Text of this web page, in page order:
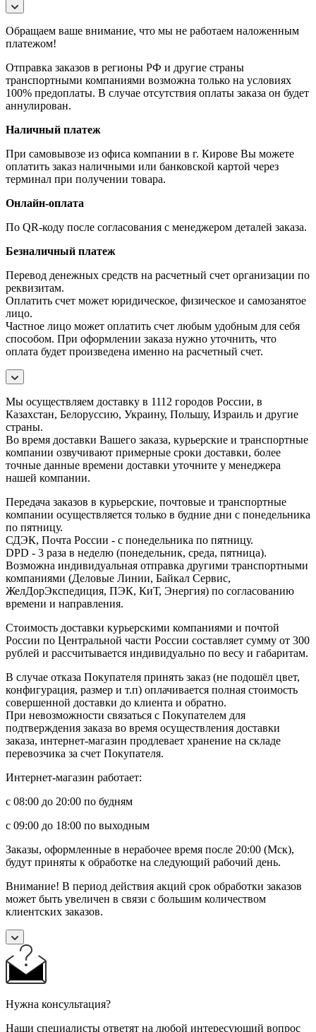
Обращаем ваше внимание, что мы не работаем наложенным
платежом!
Отправка заказов в регионы РФ и другие страны
транспортными компаниями возможна только на условиях
100% предоплаты. В случае отсутствия оплаты заказа он будет
аннулирован.
Наличный платеж
При самовывозе из офиса компании в г. Кирове Вы можете
оплатить заказ наличными или банковской картой через
терминал при получении товара.
Онлайн-оплата
По QR-коду после согласования с менеджером деталей заказа.
Безналичный платеж
Перевод денежных средств на расчетный счет организации по
реквизитам.
Оплатить счет может юридическое, физическое и самозанятое
лицо.
Частное лицо может оплатить счет любым удобным для себя
способом. При оформлении заказа нужно уточнить, что
оплата будет произведена именно на расчетный счет.
Мы осуществляем доставку в 1112 городов России, в
Казахстан, Белоруссию, Украину, Польшу, Израиль и другие
страны.
Во время доставки Вашего заказа, курьерские и транспортные
компании озвучивают примерные сроки доставки, более
точные данные времени доставки уточните у менеджера
нашей компании.
Передача заказов в курьерские, почтовые и транспортные
компании осуществляется только в будние дни с понедельника
по пятницу.
СДЭК, Почта России - с понедельника по пятницу.
DPD - 3 раза в неделю (понедельник, среда, пятница).
Возможна индивидуальная отправка другими транспортными
компаниями (Деловые Линии, Байкал Сервис,
ЖелДорЭкспедиция, ПЭК, КиТ, Энергия) по согласованию
времени и направления.
Стоимость доставки курьерскими компаниями и почтой
России по Центральной части России составляет сумму от 300
рублей и рассчитывается индивидуально по весу и габаритам.
В случае отказа Покупателя принять заказ (не подошёл цвет,
конфигурация, размер и т.п) оплачивается полная стоимость
совершенной доставки до клиента и обратно.
При невозможности связаться с Покупателем для
подтверждения заказа во время осуществления доставки
заказа, интернет-магазин продлевает хранение на складе
перевозчика за счет Покупателя.
Интернет-магазин работает:
с 08:00 до 20:00 по будням
с 09:00 до 18:00 по выходным
Заказы, оформленные в нерабочее время после 20:00 (Мск),
будут приняты к обработке на следующий рабочий день.
Внимание! В период действия акций срок обработки заказов
может быть увеличен в связи с большим количеством
клиентских заказов.
Нужна консультация?
Наши специалисты ответят на любой интересующий вопрос